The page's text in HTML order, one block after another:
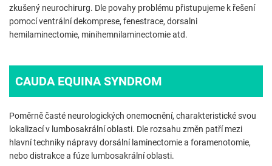
zkušený neurochirurg. Dle povahy problému přistupujeme k řešení
pomocí ventrální dekomprese, fenestrace, dorsalni
hemilaminectomie, minihemnilaminectomie atd.
CAUDA EQUINA SYNDROM
Poměrně časté neurologických onemocnění, charakteristické svou
lokalizací v lumbosakrální oblasti. Dle rozsahu změn patří mezi
hlavní techniky nápravy dorsální laminectomie a foramenotomie,
nebo distrakce a fúze lumbosakrální oblasti.